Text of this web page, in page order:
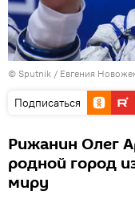
© Sputnik / Евгения
Подписаться
Рижанин Олег
родной город
миру